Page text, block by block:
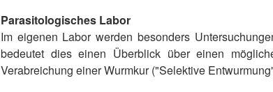
Parasitologisches Labor
Im eigenen Labor werden besonders
bedeutet dies einen Überblick über einen
Verabreichung einer Wurmkur ("Selektive